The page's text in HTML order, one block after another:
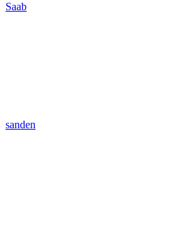
Saab
sanden